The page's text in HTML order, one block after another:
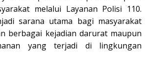
melalui Layanan Polisi 110.
sarana utama bagi masyarakat
berbagai kejadian darurat maupun
yang terjadi di lingkungan